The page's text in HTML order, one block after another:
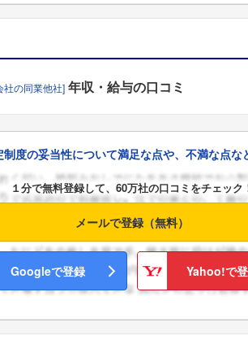
社の同業他社] 年収・給与の口コミ
度の妥当性について満足な点や、不満な点な
１分で無料登録して、60万社の口コミをチェック
メールで登録（無料）
Googleで登録 Yahoo!で